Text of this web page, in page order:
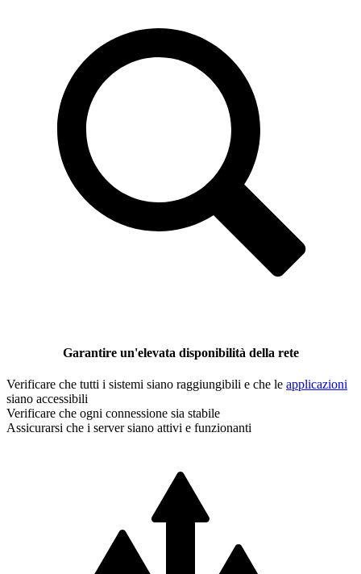
Garantire un'elevata disponibilità della rete
Verificare che tutti i sistemi siano raggiungibili e che le applicazioni
siano accessibili
Verificare che ogni connessione sia stabile
Assicurarsi che i server siano attivi e funzionanti